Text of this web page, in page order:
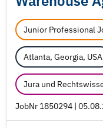
Junior Professional
Atlanta, Georgia, USA
Jura und
JobNr 1850294 |